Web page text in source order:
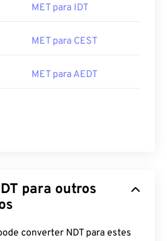
MET para IDT
MET para CEST
MET para AEDT
para outros
converter NDT para estes